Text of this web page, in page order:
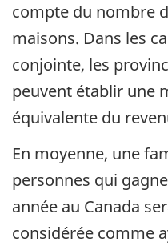
compte du nombre
maisons. Dans les
conjointe, les
peuvent établir une
équivalente du
En moyenne, une
personnes qui
année au Canada
considérée comme